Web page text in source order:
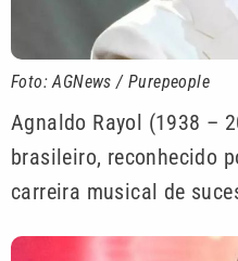
Foto: AGNews / Purepeople
Agnaldo Rayol (1938 –
brasileiro, reconhecido
carreira musical de